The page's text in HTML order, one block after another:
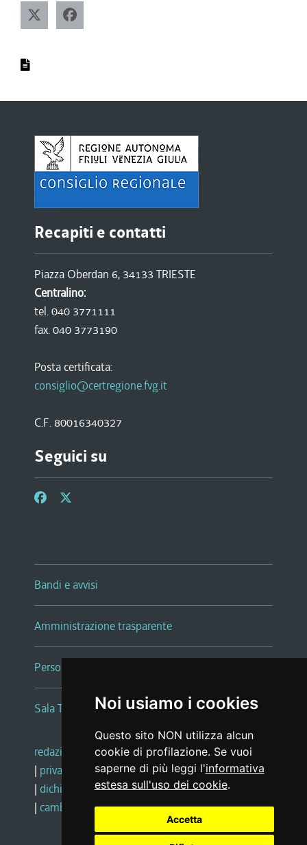
Noi usiamo i cookies
Questo sito NON utilizza alcun
cookie di profilazione. Se vuoi
saperne di più leggi l'informativa
estesa sull'uso dei cookie.
Accetta
Recapiti e contatti
Piazza Oberdan 6, 34133 TRIESTE
Centralino:
tel. 040 3771111
fax. 040 3773190
Posta certificata:
consiglio@certregione.fvg.it
C.F. 80016340327
Seguici su
Bandi e avvisi
Amministrazione trasparente
Persone e Uffici
Sala Tiziano Tessitori
redazione web |note legali |glossario
| privacy
social media policy
| dichiarazione di accessibilità |feedback
| cambio preferenze cookie